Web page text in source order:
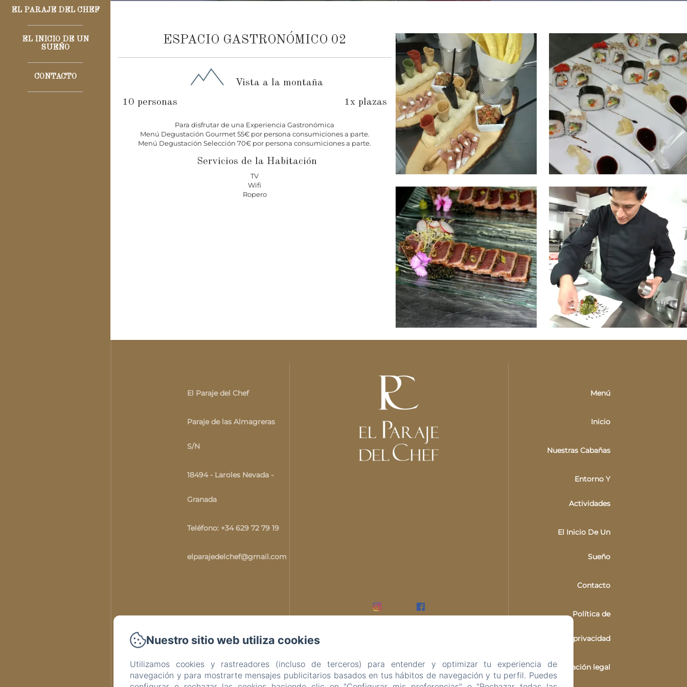
EL PARAJE DEL CHEF
EL INICIO DE UN
SUEÑO
CONTACTO
ESPACIO GASTRONÓMICO 02
Vista a la montaña
10 personas
1x plazas
Para disfrutar de una Experiencia Gastronómica
Menú Degustación Gourmet 55€ por persona consumiciones a parte.
Menú Degustación Selección 70€ por persona consumiciones a parte.
Servicios de la Habitación
TV
Wifi
Ropero
El Paraje del Chef
Paraje de las Almagreras
S/N
18494 - Laroles Nevada -
Granada
Teléfono: +34 629 72 79 19
elparajedelchef@gmail.com
Menú
Inicio
Nuestras Cabañas
Entorno Y
Actividades
El Inicio De Un
Sueño
Contacto
Política de
privacidad
Información legal
Nuestro sitio web utiliza cookies
Utilizamos cookies y rastreadores (incluso de terceros) para entender y optimizar tu experiencia de
navegación y para mostrarte mensajes publicitarios basados en tus hábitos de navegación y tu perfil. Puedes